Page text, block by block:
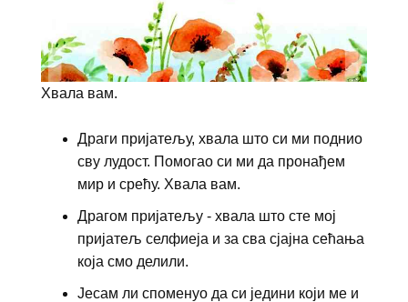
Хвала вам.
Драги пријатељу, хвала што си ми поднио
сву лудост. Помогао си ми да пронађем
мир и срећу. Хвала вам.
Драгом пријатељу - хвала што сте мој
пријатељ селфиеја и за сва сјајна сећања
која смо делили.
Јесам ли споменуо да си једини који ме и